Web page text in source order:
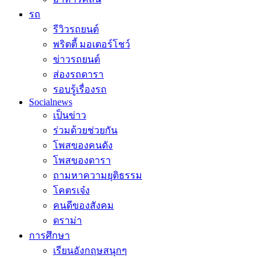
รถ
รีวิวรถยนต์
พริตตี้ มอเตอร์โชว์
ข่าวรถยนต์
ส่องรถดารา
รอบรู้เรื่องรถ
Socialnews
เป็นข่าว
ร่วมด้วยช่วยกัน
โพสของคนดัง
โพสของดารา
ถามหาความยุติธรรม
โคตรเจ๋ง
คนดีของสังคม
ดราม่า
การศึกษา
เรียนอังกฤษสนุกๆ